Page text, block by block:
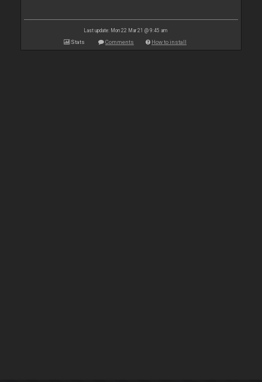
Last update: Mon 22 Mar 21 @ 9:45 am
Stats Comments How to install